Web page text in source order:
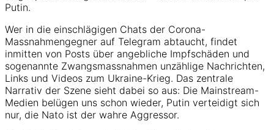
Putin.
Wer in die einschlägigen Chats der Corona-
Massnahmengegner auf Telegram abtaucht, findet
inmitten von Posts über angebliche Impfschäden und
sogenannte Zwangsmassnahmen unzählige Nachrichten,
Links und Videos zum Ukraine-Krieg. Das zentrale
Narrativ der Szene sieht dabei so aus: Die Mainstream-
Medien belügen uns schon wieder, Putin verteidigt sich
nur, die Nato ist der wahre Aggressor.